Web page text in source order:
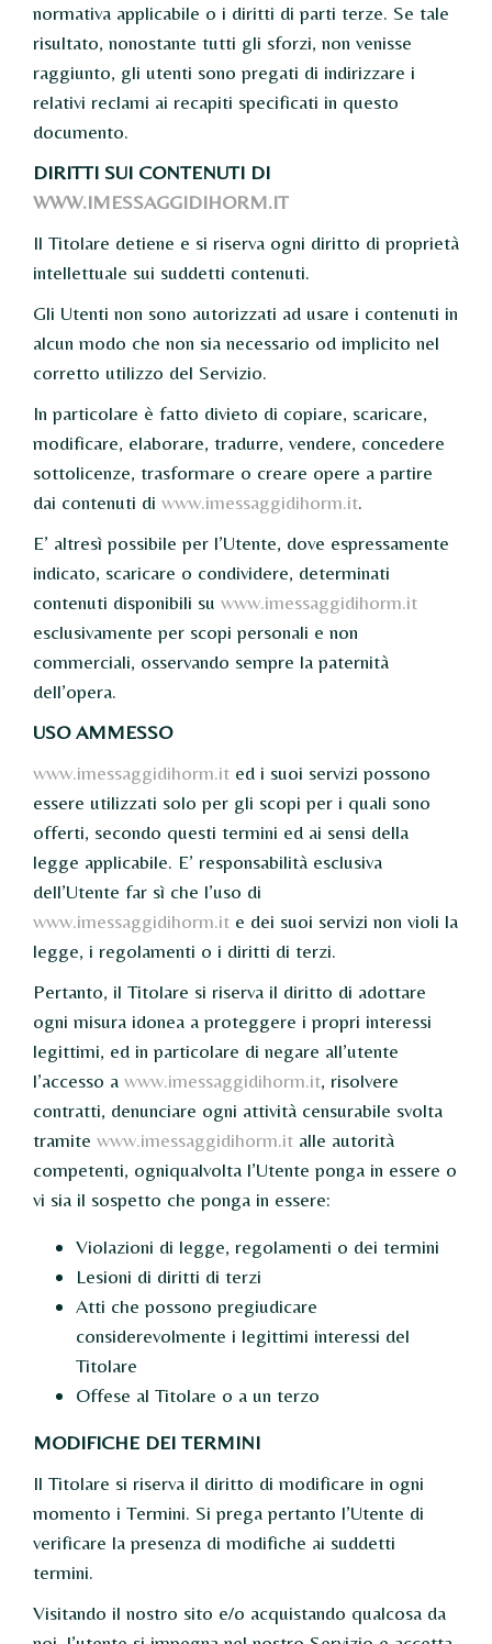
normativa applicabile o i diritti di parti terze. Se tale
risultato, nonostante tutti gli sforzi, non venisse
raggiunto, gli utenti sono pregati di indirizzare i
relativi reclami ai recapiti specificati in questo
documento.
DIRITTI SUI CONTENUTI DI
WWW.IMESSAGGIDIHORM.IT
Il Titolare detiene e si riserva ogni diritto di proprietà
intellettuale sui suddetti contenuti.
Gli Utenti non sono autorizzati ad usare i contenuti in
alcun modo che non sia necessario od implicito nel
corretto utilizzo del Servizio.
In particolare è fatto divieto di copiare, scaricare,
modificare, elaborare, tradurre, vendere, concedere
sottolicenze, trasformare o creare opere a partire
dai contenuti di www.imessaggidihorm.it.
E’ altresì possibile per l’Utente, dove espressamente
indicato, scaricare o condividere, determinati
contenuti disponibili su www.imessaggidihorm.it
esclusivamente per scopi personali e non
commerciali, osservando sempre la paternità
dell’opera.
USO AMMESSO
www.imessaggidihorm.it ed i suoi servizi possono
essere utilizzati solo per gli scopi per i quali sono
offerti, secondo questi termini ed ai sensi della
legge applicabile. E’ responsabilità esclusiva
dell’Utente far sì che l’uso di
www.imessaggidihorm.it e dei suoi servizi non violi la
legge, i regolamenti o i diritti di terzi.
Pertanto, il Titolare si riserva il diritto di adottare
ogni misura idonea a proteggere i propri interessi
legittimi, ed in particolare di negare all’utente
l’accesso a www.imessaggidihorm.it, risolvere
contratti, denunciare ogni attività censurabile svolta
tramite www.imessaggidihorm.it alle autorità
competenti, ogniqualvolta l’Utente ponga in essere o
vi sia il sospetto che ponga in essere:
Violazioni di legge, regolamenti o dei termini
Lesioni di diritti di terzi
Atti che possono pregiudicare
considerevolmente i legittimi interessi del
Titolare
Offese al Titolare o a un terzo
MODIFICHE DEI TERMINI
Il Titolare si riserva il diritto di modificare in ogni
momento i Termini. Si prega pertanto l’Utente di
verificare la presenza di modifiche ai suddetti
termini.
Visitando il nostro sito e/o acquistando qualcosa da